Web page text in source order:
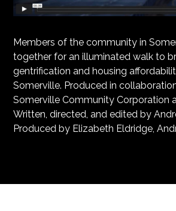
Members of the community in
together for an illuminated walk to
gentrification and housing
Somerville. Produced in
Somerville Community Corporation
Written, directed, and edited by
Produced by Elizabeth Eldridge,